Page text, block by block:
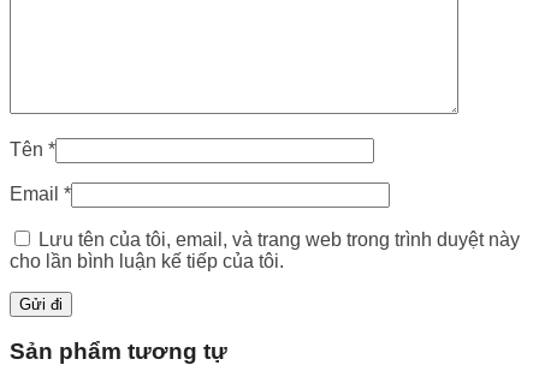
Tên *
Email *
Lưu tên của tôi, email, và trang web trong trình duyệt này
cho lần bình luận kế tiếp của tôi.
Sản phẩm tương tự